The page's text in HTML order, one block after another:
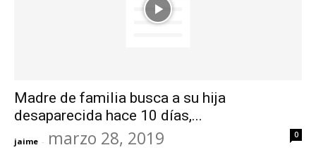
Madre de familia busca a su hija
desaparecida hace 10 días,...
jaime - marzo 28, 2019 0